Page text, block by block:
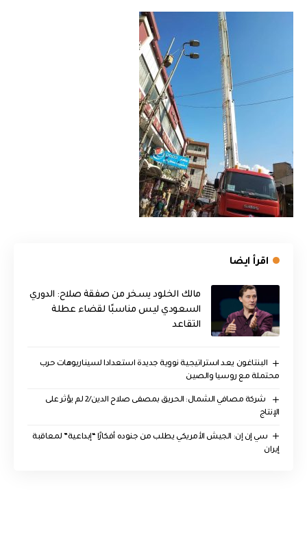
اقرأ ايضا
مالك الخلود يسخر من صفقة صلاح: الدوري
السعودي ليس مناسبًا لقضاء عطلة
التقاعد
البنتاغون يعد استراتيجية نووية جديدة استعدادا لسيناريوهات حرب
محتملة مع روسيا والصين
‏ شركة مصافي الشمال: الحريق بمصفى صلاح الدين/2 لم يؤثر على
الإنتاج
سي إن إن: الجيش الأمريكي يطلب من جنوده أفكارًا “إبداعية” لمعاقبة
إيران